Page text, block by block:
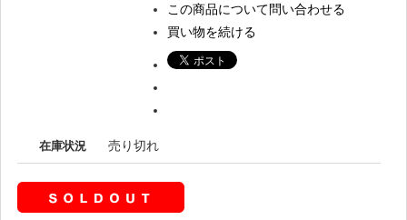
この商品について問い合わせる
買い物を続ける
在庫状況 売り切れ